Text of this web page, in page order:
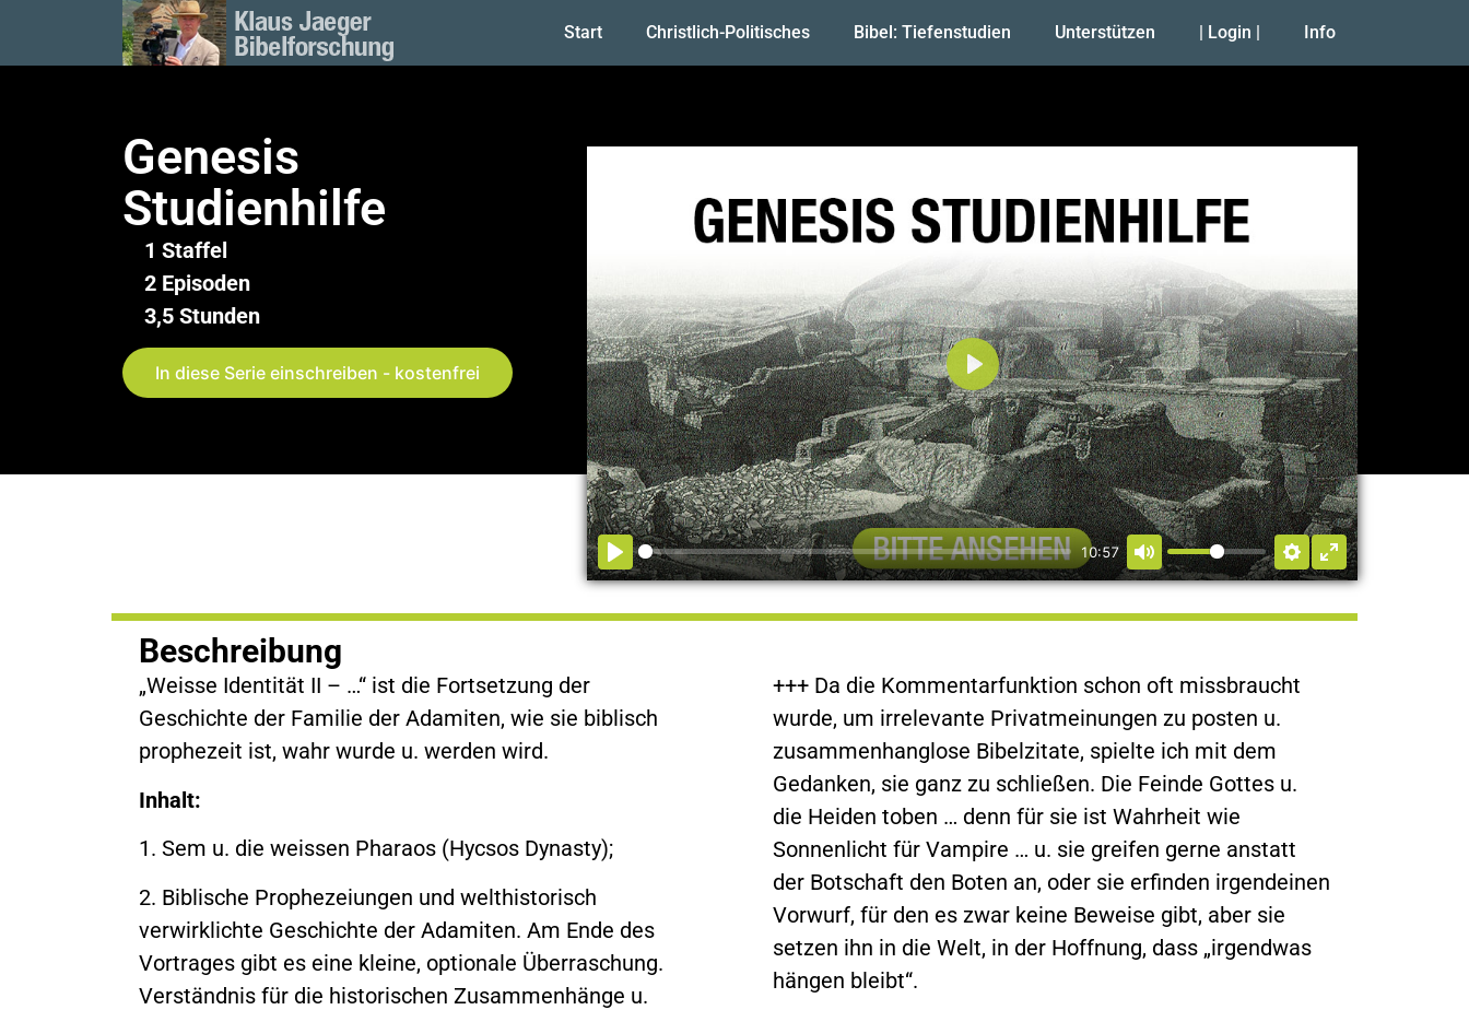
Start Christlich-Politisches Bibel: Tiefenstudien Unterstützen | Login | Info
Genesis
Studienhilfe
1 Staffel
2 Episoden
3,5 Stunden
In diese Serie einschreiben - kostenfrei
10:57
Abspielen
Beschreibung
„Weisse Identität II – …“ ist die Fortsetzung der
Geschichte der Familie der Adamiten, wie sie biblisch
prophezeit ist, wahr wurde u. werden wird.
Inhalt:
1. Sem u. die weissen Pharaos (Hycsos Dynasty);
2. Biblische Prophezeiungen und welthistorisch
verwirklichte Geschichte der Adamiten. Am Ende des
Vortrages gibt es eine kleine, optionale Überraschung.
Verständnis für die historischen Zusammenhänge u.
+++ Da die Kommentarfunktion schon oft missbraucht
wurde, um irrelevante Privatmeinungen zu posten u.
zusammenhanglose Bibelzitate, spielte ich mit dem
Gedanken, sie ganz zu schließen. Die Feinde Gottes u.
die Heiden toben … denn für sie ist Wahrheit wie
Sonnenlicht für Vampire … u. sie greifen gerne anstatt
der Botschaft den Boten an, oder sie erfinden irgendeinen
Vorwurf, für den es zwar keine Beweise gibt, aber sie
setzen ihn in die Welt, in der Hoffnung, dass „irgendwas
hängen bleibt“.